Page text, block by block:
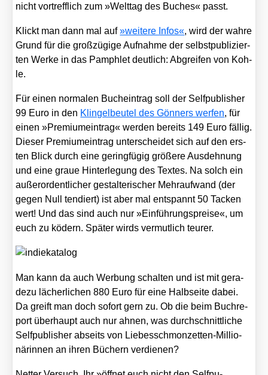
nicht vor­treff­lich zum »Welt­tag des Buches« passt.
Klickt man dann mal auf»wei­te­re Infos«, wird der wah­re
Grund für die groß­zü­gi­ge Auf­nah­me der selbst­pu­bli­zier­
ten Wer­ke in das Pam­phlet deut­lich: Abgrei­fen von Koh­
le.
Für einen nor­ma­len Buch­ein­trag soll der Self­pu­blisher
99 Euro in den Klin­gel­beu­tel des Gön­ners wer­fen, für
einen »Pre­mi­um­ein­trag« wer­den bereits 149 Euro fäl­lig.
Die­ser Pre­mi­um­ein­trag unter­schei­det sich auf den ers­
ten Blick durch eine gering­fü­gig grö­ße­re Aus­deh­nung
und eine graue Hin­ter­le­gung des Tex­tes. Na solch ein
außer­or­dent­li­cher gestal­te­ri­scher Mehr­auf­wand (der
gegen Null ten­diert) ist aber mal ent­spannt 50 Tacken
wert! Und das sind auch nur »Ein­füh­rungs­prei­se«, um
euch zu ködern. Spä­ter wirds ver­mut­lich teu­rer.
Man kann da auch Wer­bung schal­ten und ist mit gera­
de­zu lächer­li­chen 880 Euro für eine Halb­sei­te dabei.
Da greift man doch sofort gern zu. Ob die beim Buch­re­
port über­haupt auch nur ahnen, was durch­schnitt­li­che
Self­pu­blisher abseits von Lie­bes­schmon­zet­ten-Mil­lio­
nä­rin­nen an ihren Büchern ver­die­nen?